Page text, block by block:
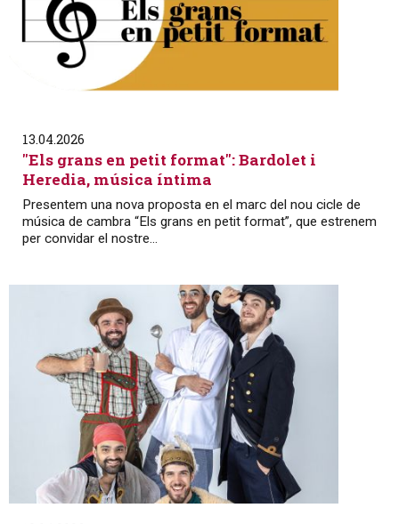
13.04.2026
"Els grans en petit format": Bardolet i
Heredia, música íntima
Presentem una nova proposta en el marc del nou cicle de
música de cambra “Els grans en petit format”, que estrenem
per convidar el nostre...